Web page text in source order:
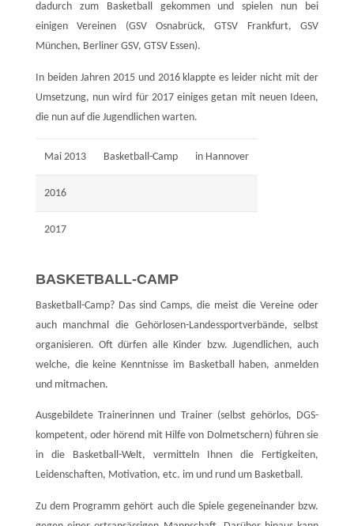
dadurch zum Basketball gekommen und spielen nun bei
einigen Vereinen (GSV Osnabrück, GTSV Frankfurt, GSV
München, Berliner GSV, GTSV Essen).
In beiden Jahren 2015 und 2016 klappte es leider nicht mit der
Umsetzung, nun wird für 2017 einiges getan mit neuen Ideen,
die nun auf die Jugendlichen warten.
Mai 2013 Basketball-Camp in Hannover
2016
2017
BASKETBALL-CAMP
Basketball-Camp? Das sind Camps, die meist die Vereine oder
auch manchmal die Gehörlosen-Landessportverbände, selbst
organisieren. Oft dürfen alle Kinder bzw. Jugendlichen, auch
welche, die keine Kenntnisse im Basketball haben, anmelden
und mitmachen.
Ausgebildete Trainerinnen und Trainer (selbst gehörlos, DGS-
kompetent, oder hörend mit Hilfe von Dolmetschern) führen sie
in die Basketball-Welt, vermitteln Ihnen die Fertigkeiten,
Leidenschaften, Motivation, etc. im und rund um Basketball.
Zu dem Programm gehört auch die Spiele gegeneinander bzw.